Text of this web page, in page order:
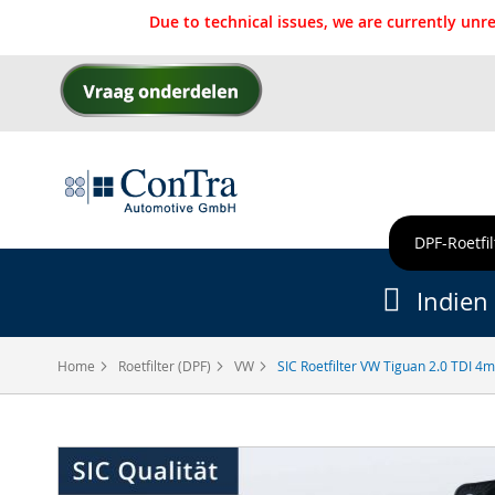
Due to technical issues, we are currently
Ga
naar
inhoud
DPF-
Home Roetfilter (DPF) VW SIC Roetfilter VW Tiguan 2.0 TDI
Indien
Ga
naar